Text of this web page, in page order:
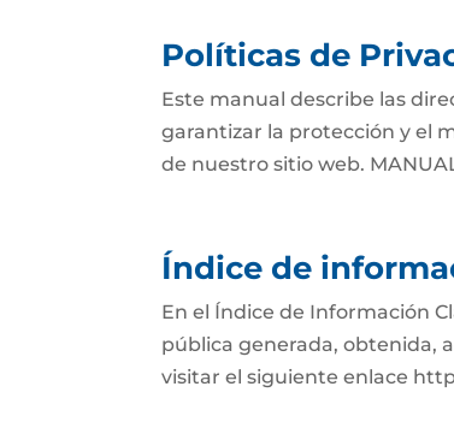
Políticas de
Este manual describe las
garantizar la protección y el
de nuestro sitio web.
Índice de
En el Índice de Información
pública generada, obtenida,
visitar el siguiente enlace